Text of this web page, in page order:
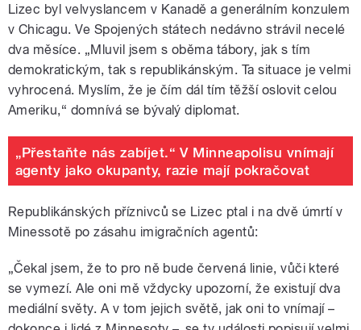
Lizec byl velvyslancem v Kanadě a generálním konzulem
v Chicagu. Ve Spojených státech nedávno strávil necelé
dva měsíce. „Mluvil jsem s oběma tábory, jak s tím
demokratickým, tak s republikánským. Ta situace je velmi
vyhrocená. Myslím, že je čím dál tím těžší oslovit celou
Ameriku,“ domnívá se bývalý diplomat.
„Přestaňte nás zabíjet.“ V Minneapolisu vnímají
agenty jako okupanty, razie mají pokračovat
Republikánských příznivců se Lizec ptal i na dvě úmrtí v
Minessotě po zásahu imigračních agentů:
„Čekal jsem, že to pro ně bude červená linie, vůči které
se vymezí. Ale oni mě vždycky upozorní, že existují dva
mediální světy. A v tom jejich světě, jak oni to vnímají–⁠⁠⁠⁠⁠⁠